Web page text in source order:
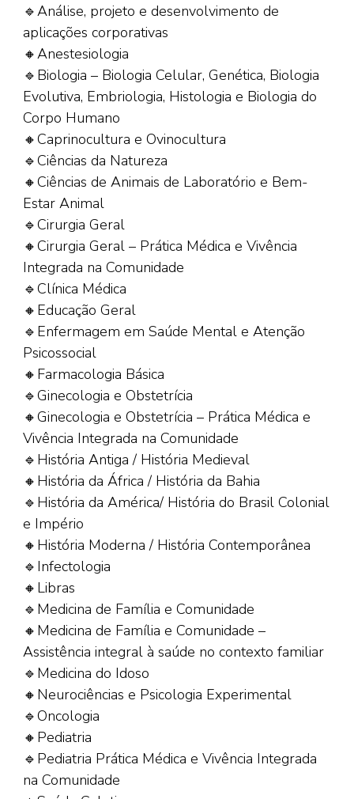
🔹Análise, projeto e desenvolvimento de
aplicações corporativas
🔸Anestesiologia
🔹Biologia – Biologia Celular, Genética, Biologia
Evolutiva, Embriologia, Histologia e Biologia do
Corpo Humano
🔸Caprinocultura e Ovinocultura
🔹Ciências da Natureza
🔸Ciências de Animais de Laboratório e Bem-
Estar Animal
🔹Cirurgia Geral
🔸Cirurgia Geral – Prática Médica e Vivência
Integrada na Comunidade
🔹Clínica Médica
🔸Educação Geral
🔹Enfermagem em Saúde Mental e Atenção
Psicossocial
🔸Farmacologia Básica
🔹Ginecologia e Obstetrícia
🔸Ginecologia e Obstetrícia – Prática Médica e
Vivência Integrada na Comunidade
🔹História Antiga / História Medieval
🔸História da África / História da Bahia
🔹História da América/ História do Brasil Colonial
e Império
🔸História Moderna / História Contemporânea
🔹Infectologia
🔸Libras
🔹Medicina de Família e Comunidade
🔸Medicina de Família e Comunidade –
Assistência integral à saúde no contexto familiar
🔹Medicina do Idoso
🔸Neurociências e Psicologia Experimental
🔹Oncologia
🔸Pediatria
🔹Pediatria Prática Médica e Vivência Integrada
na Comunidade